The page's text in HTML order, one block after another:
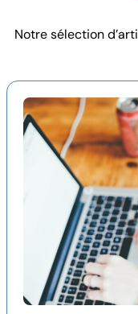
Notre sélection